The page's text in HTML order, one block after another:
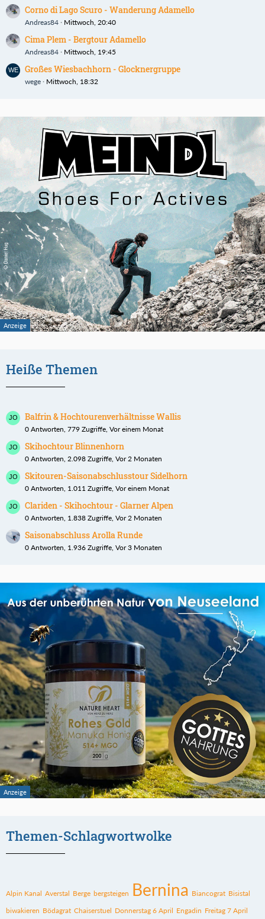
Corno di Lago Scuro - Wanderung Adamello
Andreas84 Mittwoch, 20:40
Cima Plem - Bergtour Adamello
Andreas84 Mittwoch, 19:45
Großes Wiesbachhorn - Glocknergruppe
wege Mittwoch, 18:32
Heiße Themen
Balfrin & Hochtourenverhältnisse Wallis
0 Antworten, 779 Zugriffe, Vor einem Monat
Skihochtour Blinnenhorn
0 Antworten, 2.098 Zugriffe, Vor 2 Monaten
Skitouren-Saisonabschlusstour Sidelhorn
0 Antworten, 1.011 Zugriffe, Vor einem Monat
Clariden - Skihochtour - Glarner Alpen
0 Antworten, 1.838 Zugriffe, Vor 2 Monaten
Saisonabschluss Arolla Runde
0 Antworten, 1.936 Zugriffe, Vor 3 Monaten
Themen-Schlagwortwolke
Alpin Kanal Averstal Berge bergsteigen Bernina Biancograt Bisistal
biwakieren Bödagrat Chaiserstuel Donnerstag 6 April Engadin Freitag 7 April